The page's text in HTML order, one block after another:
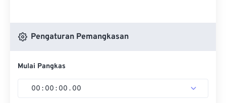
Pengaturan Pemangkasan
Mulai Pangkas
00 : 00 : 00 . 00